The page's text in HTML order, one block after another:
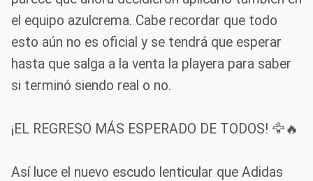
el equipo azulcrema. Cabe recordar que todo
esto aún no es oficial y se tendrá que esperar
hasta que salga a la venta la playera para saber
si terminó siendo real o no.
¡EL REGRESO MÁS ESPERADO DE TODOS! 🦅🔥
​Así luce el nuevo escudo lenticular que Adidas